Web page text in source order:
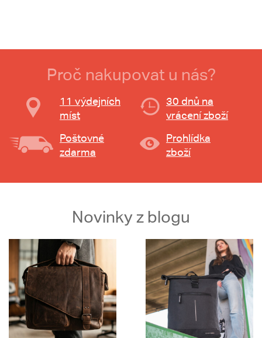
Proč nakupovat u nás?
11 výdejních
míst
30 dnů na
vrácení zboží
Poštovné
zdarma
Prohlídka
zboží
Novinky z blogu